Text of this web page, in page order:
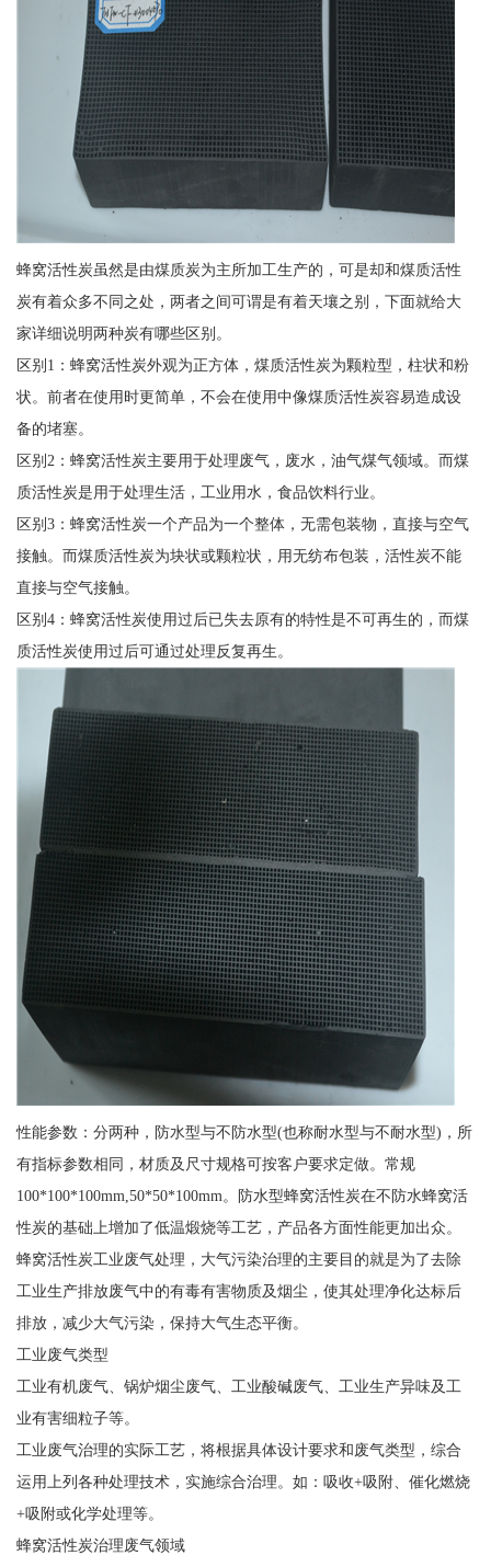
蜂窝活性炭虽然是由煤质炭为主所加工生产的，可是却和煤质活性
炭有着众多不同之处，两者之间可谓是有着天壤之别，下面就给大
家详细说明两种炭有哪些区别。
区别1：蜂窝活性炭外观为正方体，煤质活性炭为颗粒型，柱状和粉
状。前者在使用时更简单，不会在使用中像煤质活性炭容易造成设
备的堵塞。
区别2：蜂窝活性炭主要用于处理废气，废水，油气煤气领域。而煤
质活性炭是用于处理生活，工业用水，食品饮料行业。
区别3：蜂窝活性炭一个产品为一个整体，无需包装物，直接与空气
接触。而煤质活性炭为块状或颗粒状，用无纺布包装，活性炭不能
直接与空气接触。
区别4：蜂窝活性炭使用过后已失去原有的特性是不可再生的，而煤
质活性炭使用过后可通过处理反复再生。
性能参数：分两种，防水型与不防水型(也称耐水型与不耐水型)，所
有指标参数相同，材质及尺寸规格可按客户要求定做。常规
100*100*100mm,50*50*100mm。防水型蜂窝活性炭在不防水蜂窝活
性炭的基础上增加了低温煅烧等工艺，产品各方面性能更加出众。
蜂窝活性炭工业废气处理，大气污染治理的主要目的就是为了去除
工业生产排放废气中的有毒有害物质及烟尘，使其处理净化达标后
排放，减少大气污染，保持大气生态平衡。
工业废气类型
工业有机废气、锅炉烟尘废气、工业酸碱废气、工业生产异味及工
业有害细粒子等。
工业废气治理的实际工艺，将根据具体设计要求和废气类型，综合
运用上列各种处理技术，实施综合治理。如：吸收+吸附、催化燃烧
+吸附或化学处理等。
蜂窝活性炭治理废气领域